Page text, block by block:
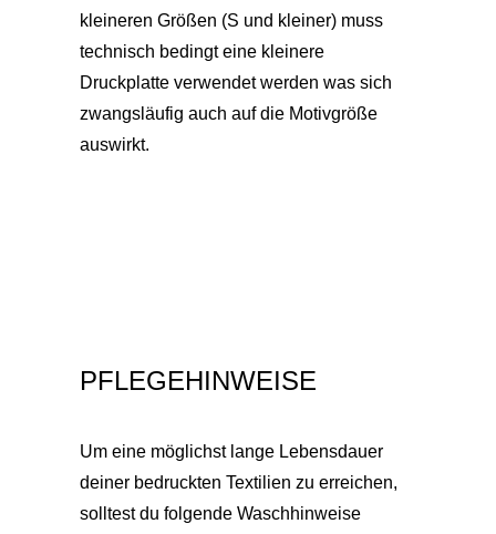
kleineren Größen (S und kleiner) muss
technisch bedingt eine kleinere
Druckplatte verwendet werden was sich
zwangsläufig auch auf die Motivgröße
auswirkt.
PFLEGEHINWEISE
Um eine möglichst lange Lebensdauer
deiner bedruckten Textilien zu erreichen,
solltest du folgende Waschhinweise